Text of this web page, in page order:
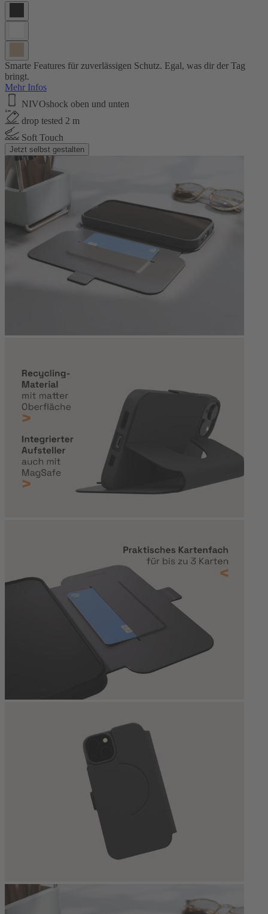
Smarte Features für zuverlässigen Schutz. Egal, was dir der Tag
bringt.
Mehr Infos
NIVOshock oben und unten
drop tested 2 m
Soft Touch
Jetzt selbst gestalten